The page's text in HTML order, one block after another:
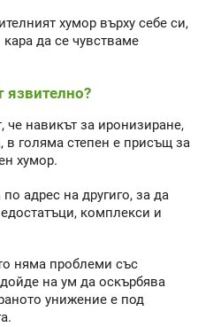
хумор върху себе си,
да се чувстваме
язвително?
че навикът за иронизиране,
в голяма степен е присъщ за
хумор.
адрес на другиго, за да
комплекси и
няма проблеми със
на ум да оскърбява
унижение е под